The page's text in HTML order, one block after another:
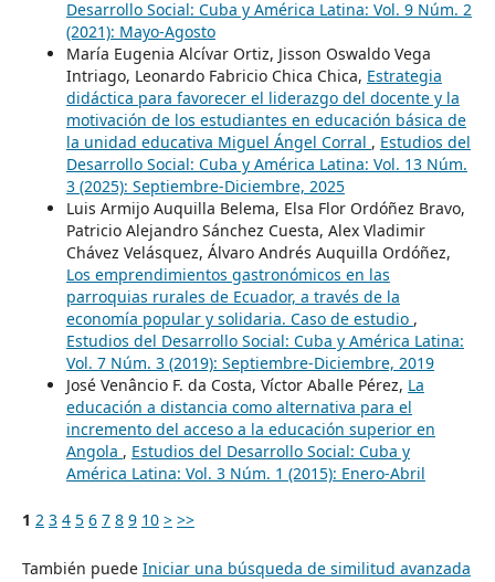
Desarrollo Social: Cuba y América Latina: Vol. 9 Núm. 2
(2021): Mayo-Agosto
María Eugenia Alcívar Ortiz, Jisson Oswaldo Vega
Intriago, Leonardo Fabricio Chica Chica, Estrategia
didáctica para favorecer el liderazgo del docente y la
motivación de los estudiantes en educación básica de
la unidad educativa Miguel Ángel Corral , Estudios del
Desarrollo Social: Cuba y América Latina: Vol. 13 Núm.
3 (2025): Septiembre-Diciembre, 2025
Luis Armijo Auquilla Belema, Elsa Flor Ordóñez Bravo,
Patricio Alejandro Sánchez Cuesta, Alex Vladimir
Chávez Velásquez, Álvaro Andrés Auquilla Ordóñez,
Los emprendimientos gastronómicos en las
parroquias rurales de Ecuador, a través de la
economía popular y solidaria. Caso de estudio ,
Estudios del Desarrollo Social: Cuba y América Latina:
Vol. 7 Núm. 3 (2019): Septiembre-Diciembre, 2019
José Venâncio F. da Costa, Víctor Aballe Pérez, La
educación a distancia como alternativa para el
incremento del acceso a la educación superior en
Angola , Estudios del Desarrollo Social: Cuba y
América Latina: Vol. 3 Núm. 1 (2015): Enero-Abril
1 2 3 4 5 6 7 8 9 10 > >>
También puede Iniciar una búsqueda de similitud avanzada